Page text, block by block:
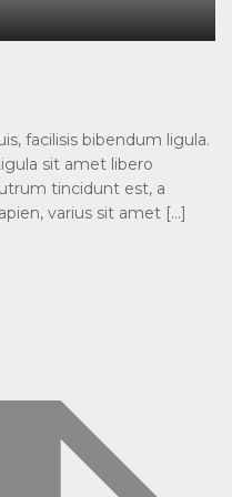
facilisis bibendum ligula.
sit amet libero
tincidunt est, a
varius sit amet […]